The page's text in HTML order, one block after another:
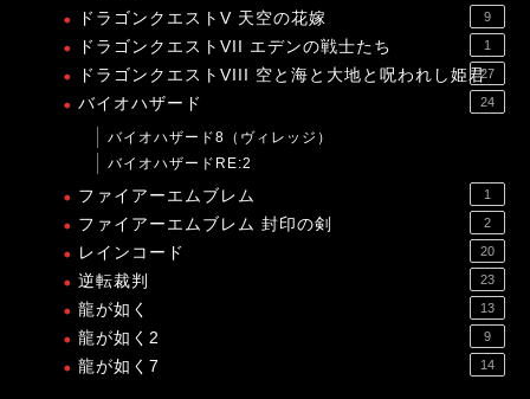
ドラゴンクエストV 天空の花嫁 9
ドラゴンクエストVII エデンの戦士たち 1
ドラゴンクエストVIII 空と海と大地と呪われし姫君27
バイオハザード 24
バイオハザード8（ヴィレッジ）
バイオハザードRE:2
ファイアーエムブレム 1
ファイアーエムブレム 封印の剣 2
レインコード 20
逆転裁判 23
龍が如く 13
龍が如く2 9
龍が如く7 14